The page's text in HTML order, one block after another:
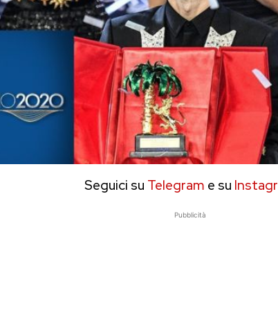
Seguici su Telegram e su
Pubblicità